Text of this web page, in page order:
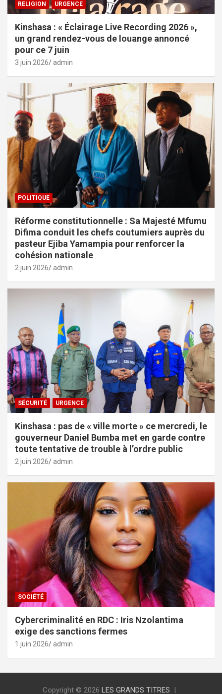
RELIGION URGENCE
Kinshasa : « Éclairage Live Recording 2026 »,
un grand rendez-vous de louange annoncé
pour ce 7 juin
3 juin 2026 admin
POLITIQUE
Réforme constitutionnelle : Sa Majesté Mfumu
Difima conduit les chefs coutumiers auprès du
pasteur Ejiba Yamampia pour renforcer la
cohésion nationale
2 juin 2026 admin
SÉCURITÉ URGENCE
Kinshasa : pas de « ville morte » ce mercredi, le
gouverneur Daniel Bumba met en garde contre
toute tentative de trouble à l’ordre public
2 juin 2026 admin
SOCIÉTÉ
Cybercriminalité en RDC : Iris Nzolantima
exige des sanctions fermes
1 juin 2026 admin
Copyright © 2026 LES GRANDS TITRES